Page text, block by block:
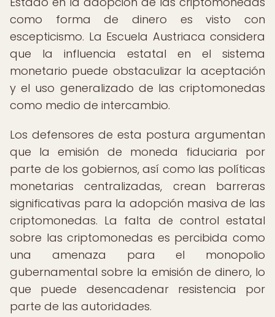
como forma de dinero es visto con
escepticismo. La Escuela Austriaca considera
que la influencia estatal en el sistema
monetario puede obstaculizar la aceptación
y el uso generalizado de las criptomonedas
como medio de intercambio.
Los defensores de esta postura argumentan
que la emisión de moneda fiduciaria por
parte de los gobiernos, así como las políticas
monetarias centralizadas, crean barreras
significativas para la adopción masiva de las
criptomonedas. La falta de control estatal
sobre las criptomonedas es percibida como
una amenaza para el monopolio
gubernamental sobre la emisión de dinero, lo
que puede desencadenar resistencia por
parte de las autoridades.